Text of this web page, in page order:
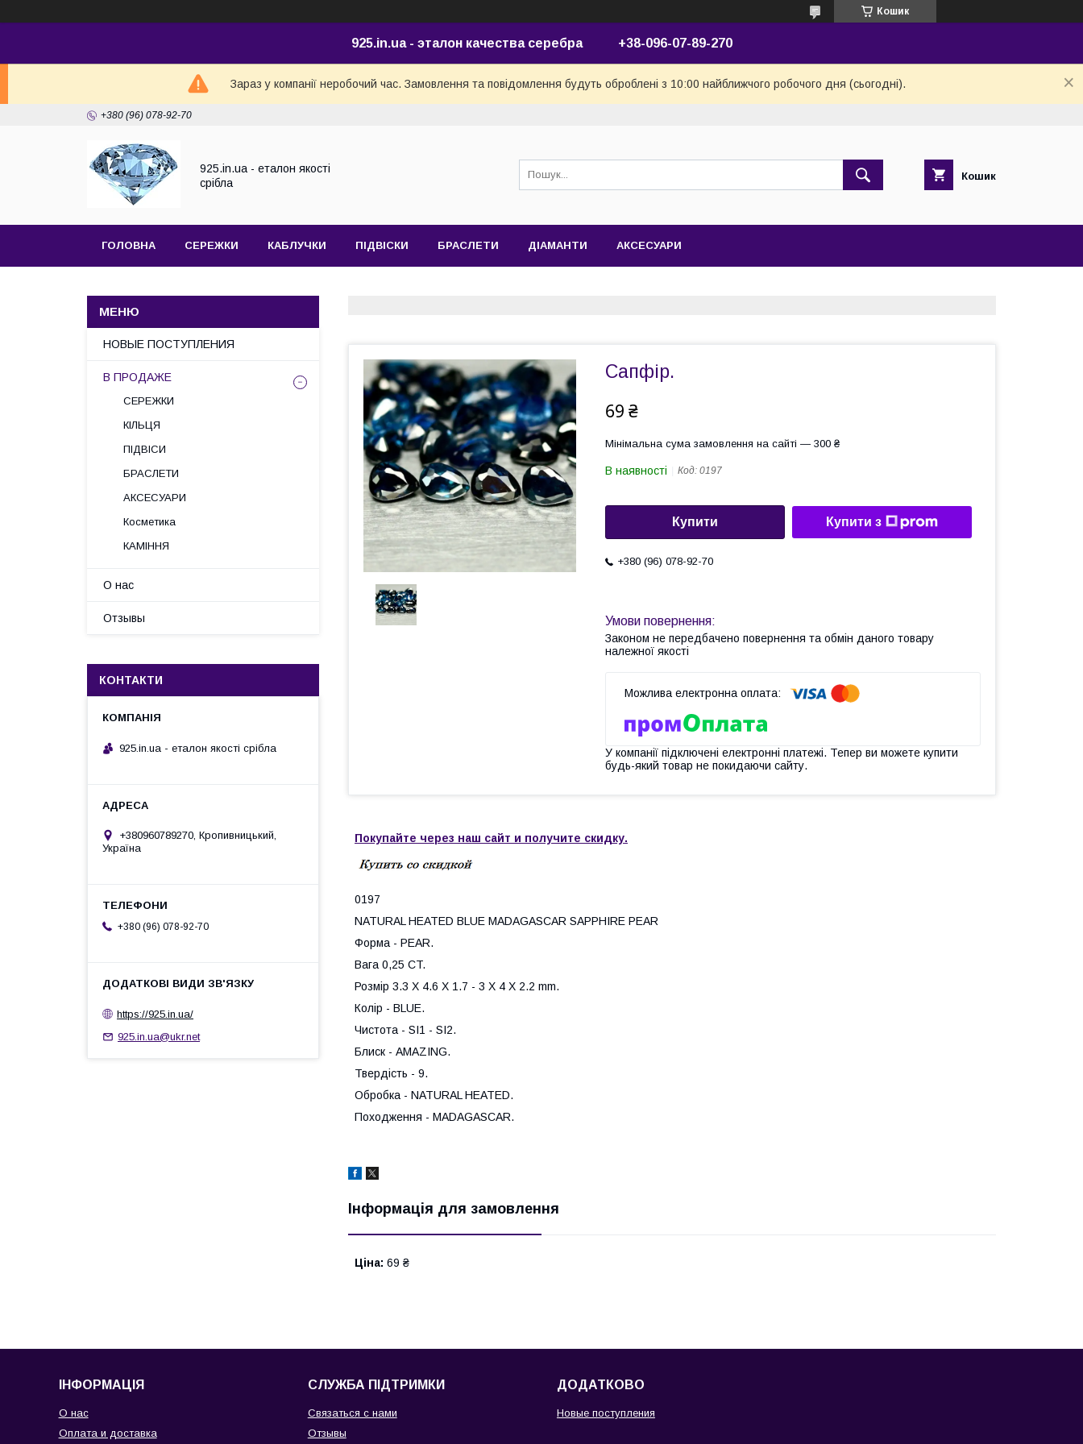
Кошик
925.in.ua - эталон качества серебра +38-096-07-89-270
Зараз у компанії неробочий час. Замовлення та повідомлення будуть оброблені з 10:00 найближчого робочого дня (сьогодні).
+380 (96) 078-92-70
925.in.ua - еталон якості
срібла
Кошик
ГОЛОВНА СЕРЕЖКИ КАБЛУЧКИ ПІДВІСКИ БРАСЛЕТИ ДІАМАНТИ АКСЕСУАРИ
Сапфір.
69 ₴
Мінімальна сума замовлення на сайті — 300 ₴
В наявності Код: 0197
Купити Купити з
+380 (96) 078-92-70
Законом не передбачено повернення та обмін даного товару
належної якості
У компанії підключені електронні платежі. Тепер ви можете купити
будь-який товар не покидаючи сайту.
Покупайте через наш сайт и получите скидку.
0197
NATURAL HEATED BLUE MADAGASCAR SAPPHIRE PEAR
Форма - PEAR.
Вага 0,25 CT.
Розмір 3.3 X 4.6 X 1.7 - 3 X 4 X 2.2 mm.
Колір - BLUE.
Чистота - SI1 - SI2.
Блиск - AMAZING.
Твердість - 9.
Обробка - NATURAL HEATED.
Походження - MADAGASCAR.
Інформація для замовлення
Ціна: 69 ₴
НОВЫЕ ПОСТУПЛЕНИЯ
В ПРОДАЖЕ
СЕРЕЖКИ
КІЛЬЦЯ
ПІДВІСИ
БРАСЛЕТИ
АКСЕСУАРИ
Косметика
КАМІННЯ
О нас
Отзывы
КОНТАКТИ
925.in.ua - еталон якості срібла
+380960789270, Кропивницький,
Україна
+380 (96) 078-92-70
https://925.in.ua/
925.in.ua@ukr.net
ІНФОРМАЦІЯ
О нас
Оплата и доставка
СЛУЖБА ПІДТРИМКИ
Связаться с нами
Отзывы
ДОДАТКОВО
Новые поступления